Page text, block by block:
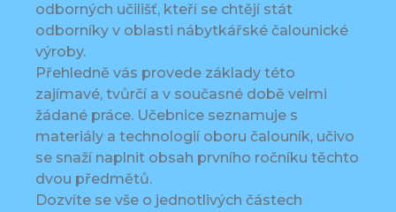
odborných učilišť, kteří se chtějí stát
odborníky v oblasti nábytkářské čalounické
výroby.
Přehledně vás provede základy této
zajímavé, tvůrčí a v současné době velmi
žádané práce. Učebnice seznamuje s
materiály a technologií oboru čalouník, učivo
se snaží naplnit obsah prvního ročníku těchto
dvou předmětů.
Dozvíte se vše o jednotlivých částech